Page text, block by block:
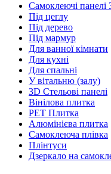
Самоклеючі панелі
Під цеглу
Під дерево
Під мармур
Для ванної кімнати
Для кухні
Для спальні
У вітальню (залу)
3D Стельові панелі
Вінілова плитка
PET Плитка
Алюмінієва плитка
Самоклеюча плівка
Плінтуси
Дзеркало на